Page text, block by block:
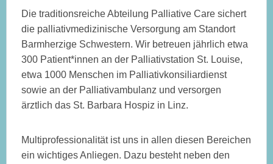
Die traditionsreiche Abteilung Palliative Care sichert
die palliativmedizinische Versorgung am Standort
Barmherzige Schwestern. Wir betreuen jährlich etwa
300 Patient*innen an der Palliativstation St. Louise,
etwa 1000 Menschen im Palliativkonsiliardienst
sowie an der Palliativambulanz und versorgen
ärztlich das St. Barbara Hospiz in Linz.
Multiprofessionalität ist uns in allen diesen Bereichen
ein wichtiges Anliegen. Dazu besteht neben den